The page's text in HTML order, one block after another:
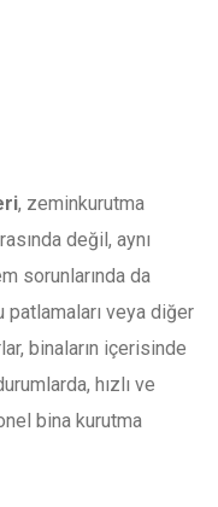
, zeminkurutma
değil, aynı
sorunlarında da
patlamaları veya diğer
binaların içerisinde
hızlı ve
bina kurutma